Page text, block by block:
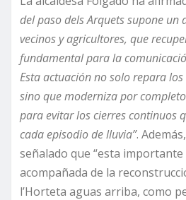
del paso dels Arquets supone un
vecinos y agricultores, que
fundamental para la
Esta actuación no solo repara los
sino que moderniza por
para evitar los cierres continuos
cada episodio de lluvia”.
señalado que “esta
acompañada de la
l’Horteta aguas arriba, como